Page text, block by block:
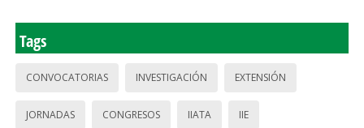
Tags
CONVOCATORIAS INVESTIGACIÓN EXTENSIÓN
JORNADAS CONGRESOS IIATA IIE